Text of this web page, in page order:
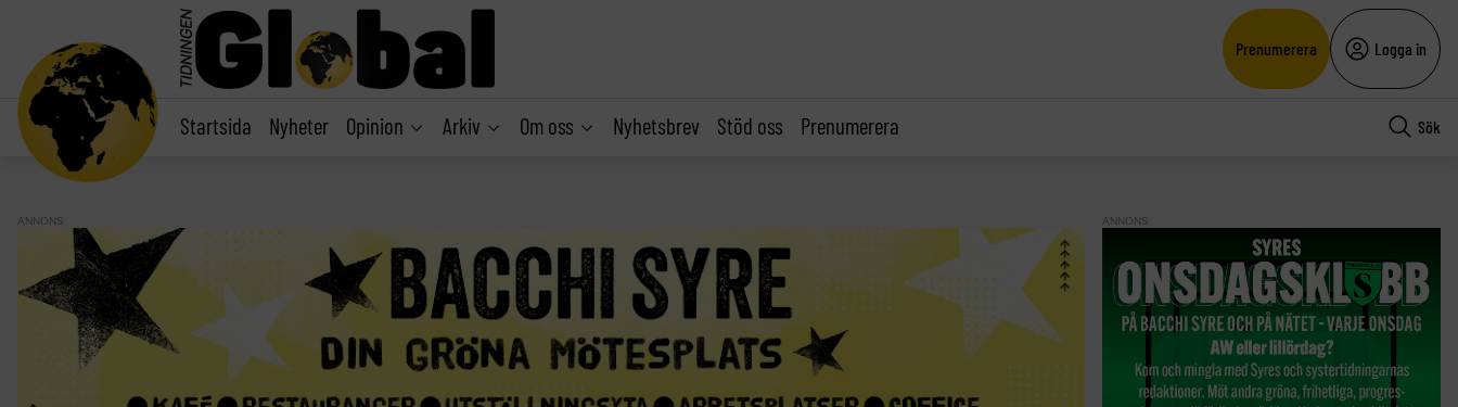
Prenumerera Logga in
Startsida Nyheter Opinion Arkiv Om oss Nyhetsbrev Stöd oss Prenumerera Sök
ANNONS ANNONS